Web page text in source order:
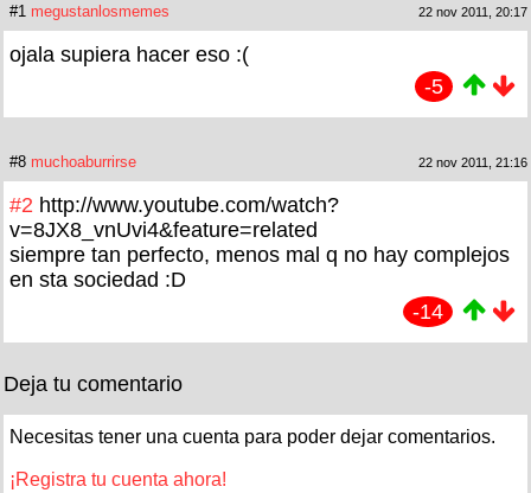
#1 megustanlosmemes 22 nov 2011, 20:17
ojala supiera hacer eso :(
-5
#8 muchoaburrirse 22 nov 2011, 21:16
#2 http://www.youtube.com/watch?
v=8JX8_vnUvi4&feature=related
siempre tan perfecto, menos mal q no hay complejos
en sta sociedad :D
-14
Deja tu comentario
Necesitas tener una cuenta para poder dejar comentarios.
¡Registra tu cuenta ahora!